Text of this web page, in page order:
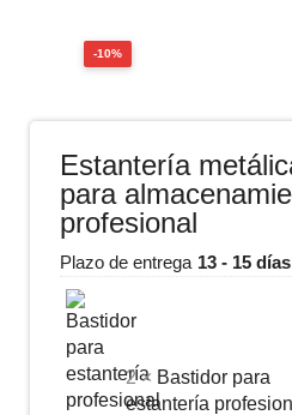
-10%
Estantería
para
profesional
Plazo de entrega 13 - 15 días
2 × Bastidor para
estantería